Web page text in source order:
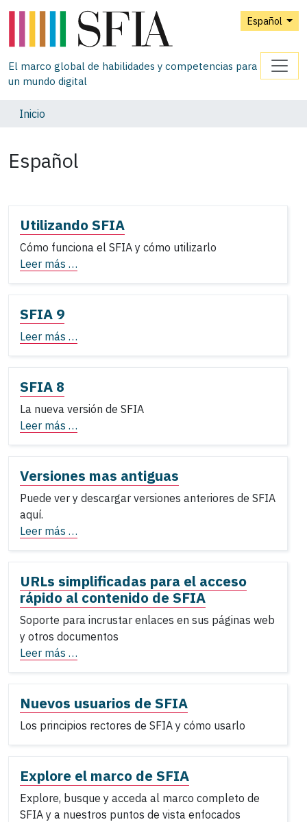
Español
El marco global de habilidades y competencias para
un mundo digital
Inicio
Español
Utilizando SFIA
Cómo funciona el SFIA y cómo utilizarlo
Leer más …
SFIA 9
Leer más …
SFIA 8
La nueva versión de SFIA
Leer más …
Versiones mas antiguas
Puede ver y descargar versiones anteriores de SFIA
aquí.
Leer más …
URLs simplificadas para el acceso
rápido al contenido de SFIA
Soporte para incrustar enlaces en sus páginas web
y otros documentos
Leer más …
Nuevos usuarios de SFIA
Los principios rectores de SFIA y cómo usarlo
Explore el marco de SFIA
Explore, busque y acceda al marco completo de
SFIA y a nuestros puntos de vista enfocados